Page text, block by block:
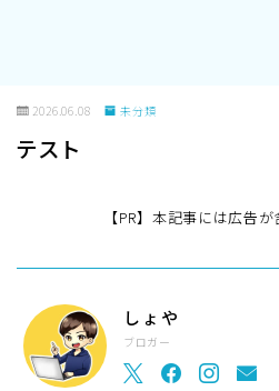
2026.06.08 未分類
テスト
【PR】本記事には広告が
しょや
ブロガー